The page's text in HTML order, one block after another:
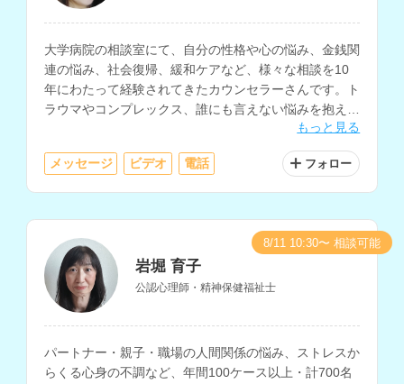
大学病院の相談室にて、自分の性格や心の悩み、金銭関
連の悩み、社会復帰、緩和ケアなど、様々な相談を10
年にわたって経験されてきたカウンセラーさんです。ト
ラウマやコンプレックス、誰にも言えない悩みを抱えて
もっと見る
メッセージ ビデオ 電話 フォロー
岩堀 育子
公認心理師・精神保健福祉士
パートナー・親子・職場の人間関係の悩み、ストレスか
らくる心身の不調など、年間100ケース以上・計700名
8/11 10:30〜 相談可能